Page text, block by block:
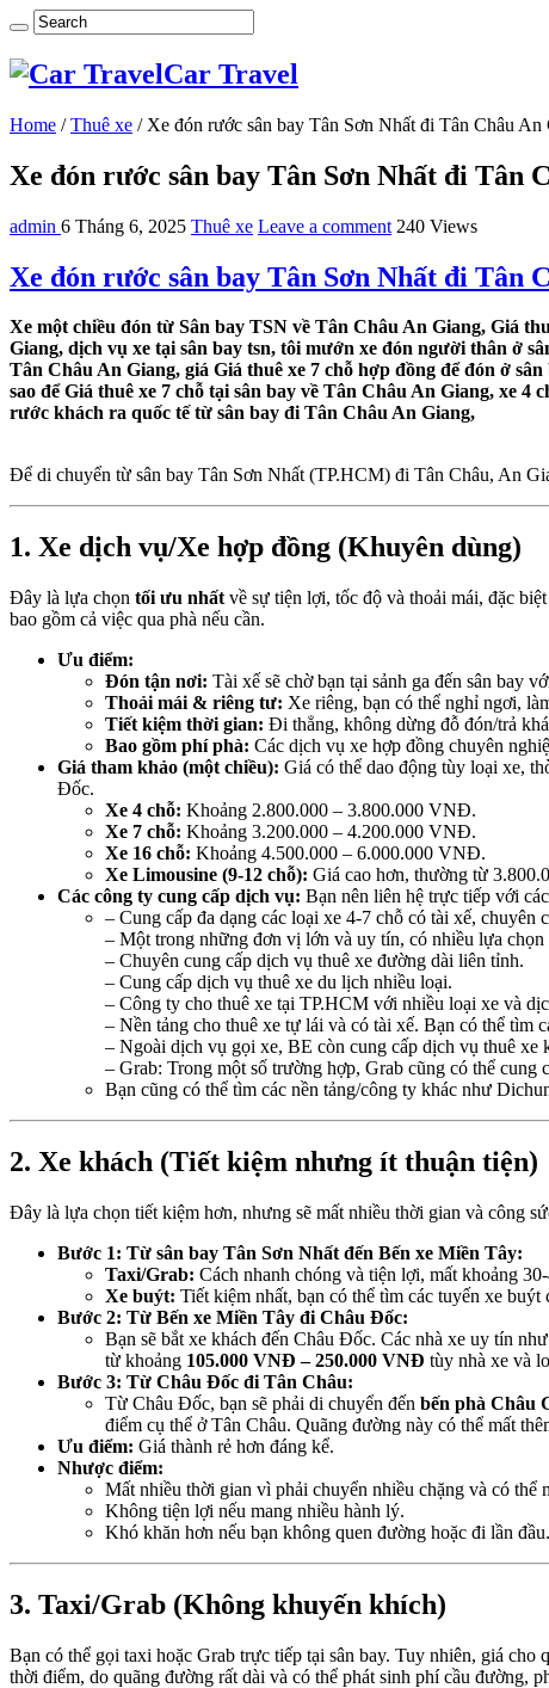
Car Travel
Home / Thuê xe / Xe đón rước sân bay Tân Sơn Nhất đi Tân Châu An
Xe đón rước sân bay Tân Sơn Nhất đi Tân
admin 6 Tháng 6, 2025 Thuê xe Leave a comment 240 Views
Xe đón rước sân bay Tân Sơn Nhất đi Tân
Xe một chiều đón từ Sân bay TSN về Tân Châu An Giang, Giá
Giang, dịch vụ xe tại sân bay tsn, tôi mướn xe đón người thân ở
Tân Châu An Giang, giá Giá thuê xe 7 chỗ hợp đồng để đón ở
sao để Giá thuê xe 7 chỗ tại sân bay về Tân Châu An Giang, xe
rước khách ra quốc tế từ sân bay đi Tân Châu An Giang,
Để di chuyển từ sân bay Tân Sơn Nhất (TP.HCM) đi Tân Châu, An
1. Xe dịch vụ/Xe hợp đồng (Khuyên dùng)
Đây là lựa chọn tối ưu nhất về sự tiện lợi, tốc độ và thoải mái, đặc
bao gồm cả việc qua phà nếu cần.
Ưu điểm:
Đón tận nơi: Tài xế sẽ chờ bạn tại sảnh ga đến sân bay
Thoải mái & riêng tư: Xe riêng, bạn có thể nghỉ ngơi,
Tiết kiệm thời gian: Đi thẳng, không dừng đỗ đón/trả
Bao gồm phí phà: Các dịch vụ xe hợp đồng chuyên
Giá tham khảo (một chiều): Giá có thể dao động tùy loại xe,
Đốc.
Xe 4 chỗ: Khoảng 2.800.000 – 3.800.000 VNĐ.
Xe 7 chỗ: Khoảng 3.200.000 – 4.200.000 VNĐ.
Xe 16 chỗ: Khoảng 4.500.000 – 6.000.000 VNĐ.
Xe Limousine (9-12 chỗ): Giá cao hơn, thường từ
Các công ty cung cấp dịch vụ: Bạn nên liên hệ trực tiếp với
– Cung cấp đa dạng các loại xe 4-7 chỗ có tài xế, chuyên
– Một trong những đơn vị lớn và uy tín, có nhiều lựa chọn
– Chuyên cung cấp dịch vụ thuê xe đường dài liên tỉnh.
– Cung cấp dịch vụ thuê xe du lịch nhiều loại.
– Công ty cho thuê xe tại TP.HCM với nhiều loại xe và
– Nền tảng cho thuê xe tự lái và có tài xế. Bạn có thể tìm
– Ngoài dịch vụ gọi xe, BE còn cung cấp dịch vụ thuê xe
– Grab: Trong một số trường hợp, Grab cũng có thể
Bạn cũng có thể tìm các nền tảng/công ty khác như
2. Xe khách (Tiết kiệm nhưng ít thuận tiện)
Đây là lựa chọn tiết kiệm hơn, nhưng sẽ mất nhiều thời gian và công
Bước 1: Từ sân bay Tân Sơn Nhất đến Bến xe Miền Tây:
Taxi/Grab: Cách nhanh chóng và tiện lợi, mất khoảng
Xe buýt: Tiết kiệm nhất, bạn có thể tìm các tuyến xe
Bước 2: Từ Bến xe Miền Tây đi Châu Đốc:
Bạn sẽ bắt xe khách đến Châu Đốc. Các nhà xe uy tín như
từ khoảng 105.000 VNĐ – 250.000 VNĐ tùy nhà xe và
Bước 3: Từ Châu Đốc đi Tân Châu:
Từ Châu Đốc, bạn sẽ phải di chuyển đến bến phà Châu
điểm cụ thể ở Tân Châu. Quãng đường này có thể mất
Ưu điểm: Giá thành rẻ hơn đáng kể.
Nhược điểm:
Mất nhiều thời gian vì phải chuyển nhiều chặng và có thể
Không tiện lợi nếu mang nhiều hành lý.
Khó khăn hơn nếu bạn không quen đường hoặc đi lần đầu.
3. Taxi/Grab (Không khuyến khích)
Bạn có thể gọi taxi hoặc Grab trực tiếp tại sân bay. Tuy nhiên, giá cho
thời điểm, do quãng đường rất dài và có thể phát sinh phí cầu đường,